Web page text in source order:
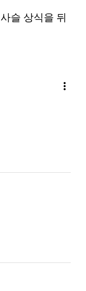
슬 상식을 뒤
more_vert